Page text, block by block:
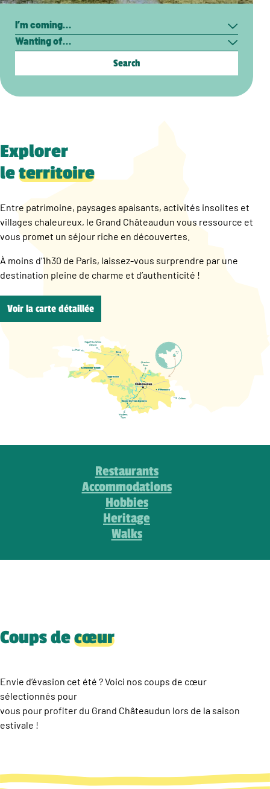
Search
Explorer
leterritoire
Entre patrimoine, paysages apaisants, activités insolites et
villages chaleureux, le Grand Châteaudun vous ressource et
vous promet un séjour riche en découvertes.
À moins d’1h30 de Paris, laissez-vous surprendre par une
destination pleine de charme et d’authenticité !
Voir la carte détaillée
Restaurants
Accommodations
Hobbies
Heritage
Walks
Coups decœur
Envie d’évasion cet été ? Voici nos coups de cœur
sélectionnés pour
vous pour profiter du Grand Châteaudun lors de la saison
estivale !